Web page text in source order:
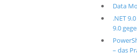
Data
.NET
9.0
– das